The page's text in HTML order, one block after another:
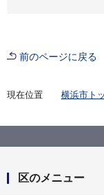
前のページに戻る
現在位置 横浜市ト
区のメニュー